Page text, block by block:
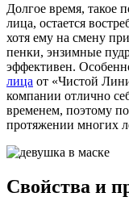
Долгое время, такое
лица, остается
хотя ему на смену
пенки, энзимные
эффективен.
лица от «Чистой
компании отлично
временем, поэтому
протяжении многих
Свойства и